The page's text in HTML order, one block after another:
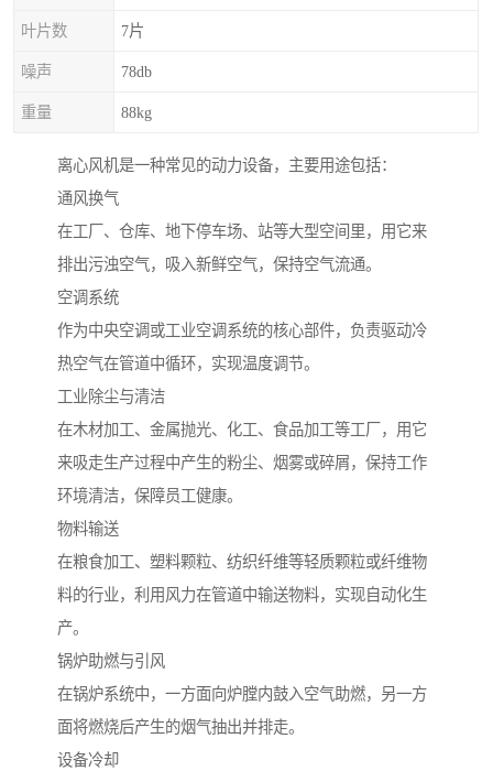
叶片数 7片
噪声 78db
重量 88kg
离心风机是一种常见的动力设备，主要用途包括：
通风换气
在工厂、仓库、地下停车场、站等大型空间里，用它来
排出污浊空气，吸入新鲜空气，保持空气流通。
空调系统
作为中央空调或工业空调系统的核心部件，负责驱动冷
热空气在管道中循环，实现温度调节。
工业除尘与清洁
在木材加工、金属抛光、化工、食品加工等工厂，用它
来吸走生产过程中产生的粉尘、烟雾或碎屑，保持工作
环境清洁，保障员工健康。
物料输送
在粮食加工、塑料颗粒、纺织纤维等轻质颗粒或纤维物
料的行业，利用风力在管道中输送物料，实现自动化生
产。
锅炉助燃与引风
在锅炉系统中，一方面向炉膛内鼓入空气助燃，另一方
面将燃烧后产生的烟气抽出并排走。
设备冷却